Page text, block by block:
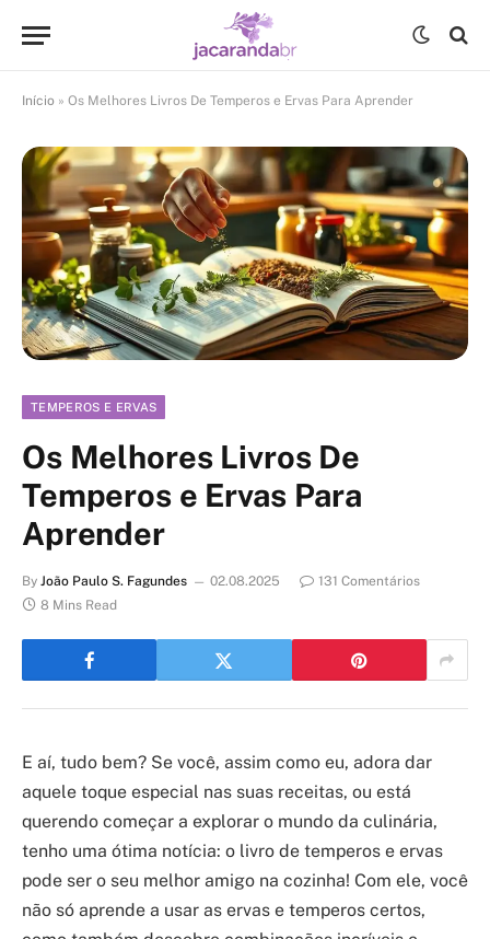
Início » Os Melhores Livros De Temperos e Ervas Para Aprender
TEMPEROS E ERVAS
Os Melhores Livros De
Temperos e Ervas Para
Aprender
By João Paulo S. Fagundes 02.08.2025
131 Comentários
8 Mins Read
E aí, tudo bem? Se você, assim como eu, adora dar
aquele toque especial nas suas receitas, ou está
querendo começar a explorar o mundo da culinária,
tenho uma ótima notícia: o livro de temperos e ervas
pode ser o seu melhor amigo na cozinha! Com ele, você
não só aprende a usar as ervas e temperos certos,